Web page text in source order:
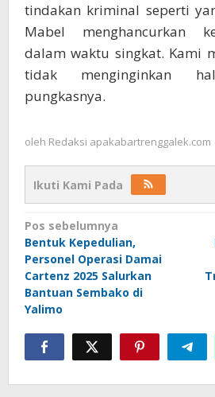
tindakan kriminal seperti
Mabel menghancurkan
dalam waktu singkat. Kami
tidak menginginkan
pungkasnya.
oleh Redaksi apakabartrenggalek.com
Ikuti Kami Pada
Navigasi
pos
Pos sebelumnya
Bentuk Kepedulian,
Personel Operasi Damai
Cartenz 2025 Salurkan
Bantuan Sembako di
Yalimo